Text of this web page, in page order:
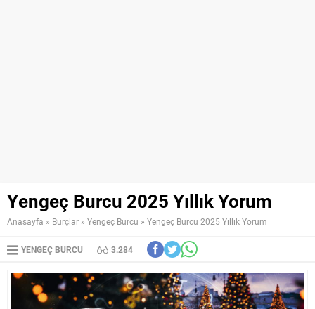
Yengeç Burcu 2025 Yıllık Yorum
Anasayfa » Burçlar » Yengeç Burcu » Yengeç Burcu 2025 Yıllık Yorum
YENGEÇ BURCU 3.284